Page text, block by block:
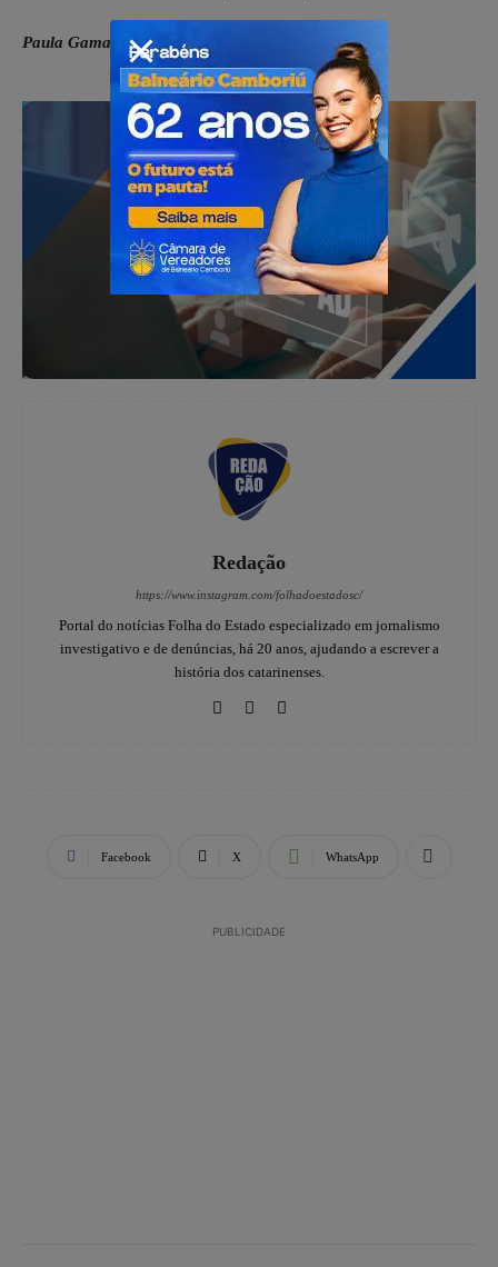
Paula Gama: Colunista do UOL
Redação
https://www.instagram.com/folhadoestadosc/
Portal do notícias Folha do Estado especializado em jornalismo
investigativo e de denúncias, há 20 anos, ajudando a escrever a
história dos catarinenses.
Facebook X WhatsApp
PUBLICIDADE